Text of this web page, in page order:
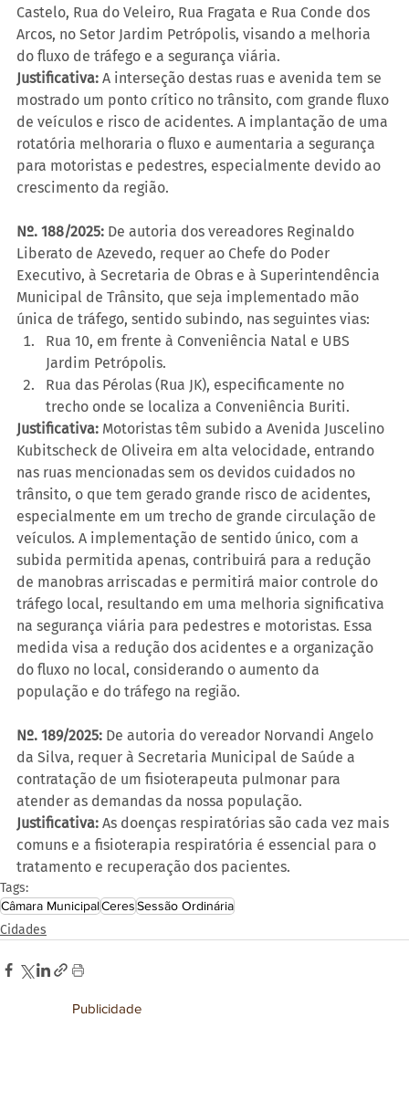
Castelo, Rua do Veleiro, Rua Fragata e Rua Conde dos
Arcos, no Setor Jardim Petrópolis, visando a melhoria
do fluxo de tráfego e a segurança viária.
Justificativa: A interseção destas ruas e avenida tem se
mostrado um ponto crítico no trânsito, com grande fluxo
de veículos e risco de acidentes. A implantação de uma
rotatória melhoraria o fluxo e aumentaria a segurança
para motoristas e pedestres, especialmente devido ao
crescimento da região.
Nº. 188/2025: De autoria dos vereadores Reginaldo
Liberato de Azevedo, requer ao Chefe do Poder
Executivo, à Secretaria de Obras e à Superintendência
Municipal de Trânsito, que seja implementado mão
única de tráfego, sentido subindo, nas seguintes vias:
Rua 10, em frente à Conveniência Natal e UBS
Jardim Petrópolis.
Rua das Pérolas (Rua JK), especificamente no
trecho onde se localiza a Conveniência Buriti.
Justificativa: Motoristas têm subido a Avenida Juscelino
Kubitscheck de Oliveira em alta velocidade, entrando
nas ruas mencionadas sem os devidos cuidados no
trânsito, o que tem gerado grande risco de acidentes,
especialmente em um trecho de grande circulação de
veículos. A implementação de sentido único, com a
subida permitida apenas, contribuirá para a redução
de manobras arriscadas e permitirá maior controle do
tráfego local, resultando em uma melhoria significativa
na segurança viária para pedestres e motoristas. Essa
medida visa a redução dos acidentes e a organização
do fluxo no local, considerando o aumento da
população e do tráfego na região.
Nº. 189/2025: De autoria do vereador Norvandi Angelo
da Silva, requer à Secretaria Municipal de Saúde a
contratação de um fisioterapeuta pulmonar para
atender as demandas da nossa população.
Justificativa: As doenças respiratórias são cada vez mais
comuns e a fisioterapia respiratória é essencial para o
tratamento e recuperação dos pacientes.
Tags:
Câmara MunicipalCeresSessão Ordinária
Cidades
Publicidade